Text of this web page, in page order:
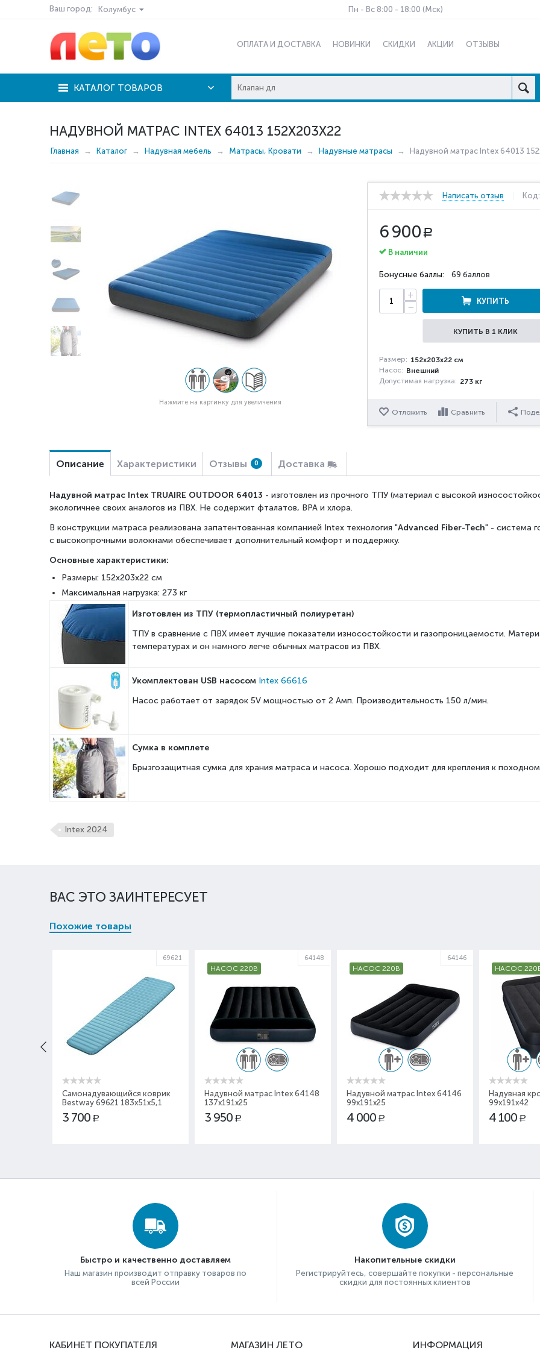
Ваш город: Колумбус Пн - Вс 8:00 - 18:00 (Мск)
ОПЛАТА И ДОСТАВКА НОВИНКИ СКИДКИ АКЦИИ ОТЗЫВЫ
КАТАЛОГ ТОВАРОВ
НАДУВНОЙ МАТРАС INTEX 64013 152X203X22
Главная Каталог Надувная мебель Матрасы, Кровати Надувные матрасы Надувной матрас Intex 64013
Нажмите на картинку для увеличения
Написать отзыв Код:
6 900 Р
В наличии
Бонусные баллы: 69 баллов
+
−
КУПИТЬ
КУПИТЬ В 1 КЛИК
Размер: 152x203x22 см
Насос: Внешний
Допустимая нагрузка: 273 кг
Отложить Сравнить
Описание Характеристики Отзывы 0 Доставка
Надувной матрас Intex TRUAIRE OUTDOOR 64013 - изготовлен из прочного ТПУ (материал с высокой
экологичнее своих аналогов из ПВХ. Не содержит фталатов, BPA и хлора.
В конструкции матраса реализована запатентованная компанией Intex технология "Advanced Fiber-Tech" - система
с высокопрочными волокнами обеспечивает дополнительный комфорт и поддержку.
Основные характеристики:
Размеры: 152x203x22 см
Максимальная нагрузка: 273 кг
Изготовлен из ТПУ (термопластичный полиуретан)
ТПУ в сравнение с ПВХ имеет лучшие показатели износостойкости и газопроницаемости.
температурах и он намного легче обычных матрасов из ПВХ.
Укомплектован USB насосом Intex 66616
Насос работает от зарядок 5V мощностью от 2 Амп. Производительность 150 л/мин.
Сумка в комплете
Брызгозащитная сумка для храния матраса и насоса. Хорошо подходит для крепления к
Intex 2024
ВАС ЭТО ЗАИНТЕРЕСУЕТ
Похожие товары
69621
Самонадувающийся коврик
Bestway 69621 183x51x5,1
3 700 Р
НАСОС 220В
64148
Надувной матрас Intex 64148
137x191x25
3 950 Р
НАСОС 220В
64146
Надувной матрас Intex 64146
99x191x25
4 000 Р
НАСОС
Надувная
99x191x42
4 100 Р
Быстро и качественно доставляем
Наш магазин производит отправку товаров по
всей России
Накопительные скидки
Регистрируйтесь, совершайте покупки - персональные
скидки для постоянных клиентов
КАБИНЕТ ПОКУПАТЕЛЯ МАГАЗИН ЛЕТО ИНФОРМАЦИЯ